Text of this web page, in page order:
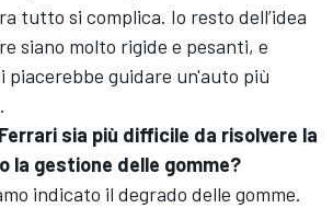
tutto si complica. Io resto dell’idea
siano molto rigide e pesanti, e
piacerebbe guidare un'auto più
Ferrari sia più difficile da risolvere la
la gestione delle gomme?
indicato il degrado delle gomme.